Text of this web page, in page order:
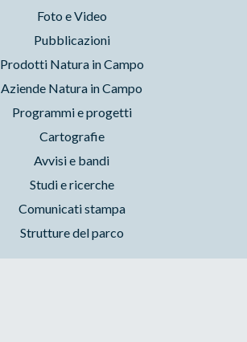
Foto e Video
Pubblicazioni
Prodotti Natura in Campo
Aziende Natura in Campo
Programmi e progetti
Cartografie
Avvisi e bandi
Studi e ricerche
Comunicati stampa
Strutture del parco